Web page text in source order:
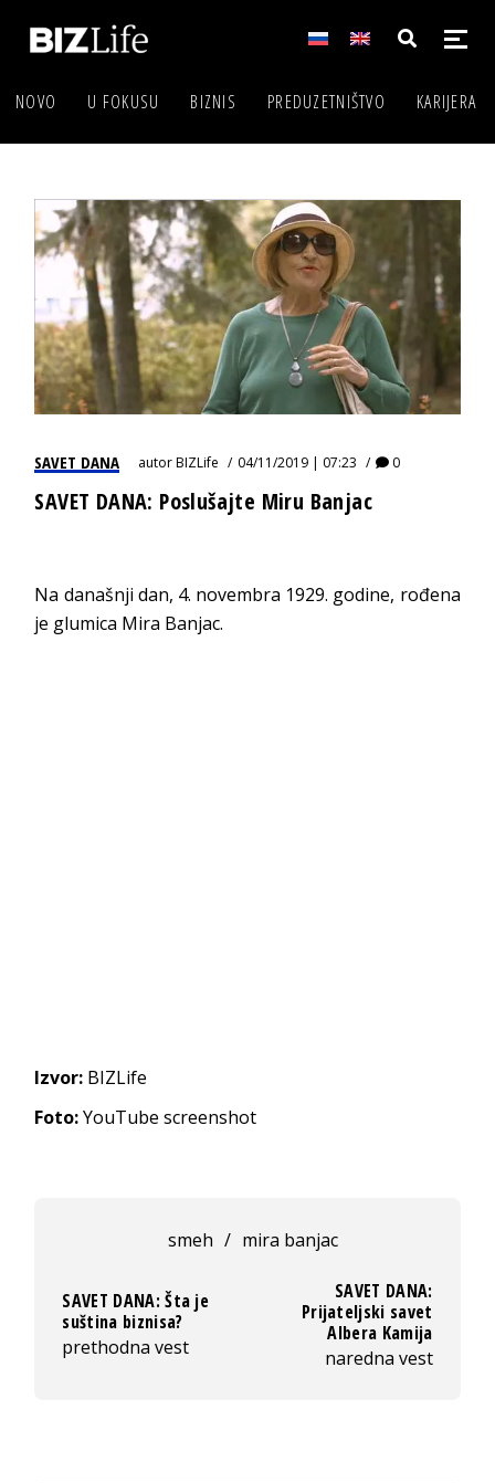
NOVO U FOKUSU BIZNIS PREDUZETNIŠTVO KARIJERA
SAVET DANA autorBIZLife 04/11/2019 | 07:23 0
SAVET DANA: Poslušajte Miru Banjac
Na današnji dan, 4. novembra 1929. godine, rođena
je glumica Mira Banjac.
Izvor: BIZLife
Foto:YouTube screenshot
smeh / mira banjac
SAVET DANA: Šta je
suština biznisa?
prethodna vest
SAVET DANA:
Prijateljski savet
Albera Kamija
naredna vest